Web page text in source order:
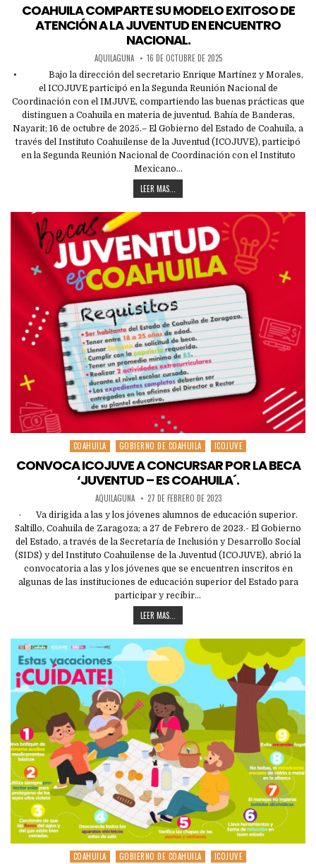
COAHUILA COMPARTE SU MODELO EXITOSO DE
ATENCIÓN A LA JUVENTUD EN ENCUENTRO
NACIONAL.
AQUILAGUNA 16 DE OCTUBRE DE 2025
• Bajo la dirección del secretario Enrique Martínez y Morales,
el ICOJUVE participó en la Segunda Reunión Nacional de
Coordinación con el IMJUVE, compartiendo las buenas prácticas que
distinguen a Coahuila en materia de juventud. Bahía de Banderas,
Nayarit; 16 de octubre de 2025.– El Gobierno del Estado de Coahuila, a
través del Instituto Coahuilense de la Juventud (ICOJUVE), participó
en la Segunda Reunión Nacional de Coordinación con el Instituto
Mexicano…
LEER MAS...
Posted
in
COAHUILA GOBIERNO DE COAHUILA ICOJUVE
CONVOCA ICOJUVE A CONCURSAR POR LA BECA
‘JUVENTUD – ES COAHUILA´.
AQUILAGUNA 27 DE FEBRERO DE 2023
· Va dirigida a las y los jóvenes alumnos de educación superior.
Saltillo, Coahuila de Zaragoza; a 27 de Febrero de 2023.- El Gobierno
del Estado, a través de la Secretaría de Inclusión y Desarrollo Social
(SIDS) y del Instituto Coahuilense de la Juventud (ICOJUVE), abrió la
convocatoria a las y los jóvenes que se encuentren inscritos en
algunas de las instituciones de educación superior del Estado para
participar y recibir…
LEER MAS...
Posted
COAHUILA GOBIERNO DE COAHUILA ICOJUVE